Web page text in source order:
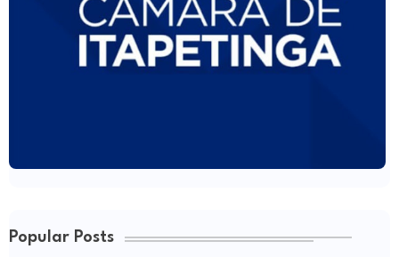
Popular Posts